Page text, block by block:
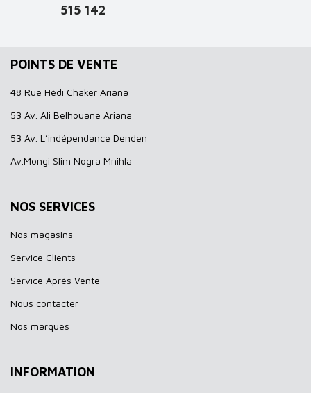
515 142
POINTS DE VENTE
48 Rue Hédi Chaker Ariana
53 Av. Ali Belhouane Ariana
53 Av. L’indépendance Denden
Av.Mongi Slim Nogra Mnihla
NOS SERVICES
Nos magasins
Service Clients
Service Aprés Vente
Nous contacter
Nos marques
INFORMATION